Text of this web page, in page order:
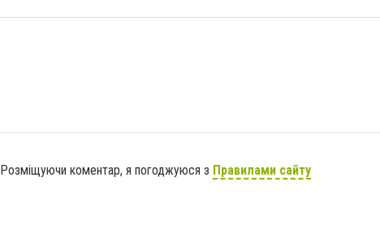
Розміщуючи коментар, я погоджуюся з Правилами сайту